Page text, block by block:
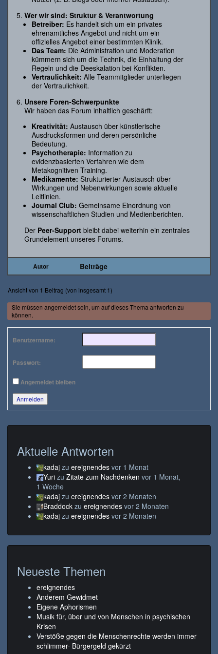
Wer wir sind: Struktur & Verantwortung
Betreiber: Es handelt sich um ein privates
ehrenamtliches Angebot und nicht um ein
offizielles Angebot einer bestimmten Klinik.
Das Team: Die Administration und Moderation
kümmern sich um die Technik, die Einhaltung der
Regeln und die Deeskalation bei Konflikten.
Vertraulichkeit: Alle Teammitglieder unterliegen
der Vertraulichkeit.
Unsere Foren-Schwerpunkte
Wir haben das Forum inhaltlich geschärft:
Kreativität: Austausch über künstlerische
Ausdrucksformen und deren persönliche
Bedeutung.
Psychotherapie: Information zu
evidenzbasierten Verfahren wie dem
Metakognitiven Training.
Medikamente: Strukturierter Austausch über
Wirkungen und Nebenwirkungen sowie aktuelle
Leitlinien.
Journal Club: Gemeinsame Einordnung von
wissenschaftlichen Studien und Medienberichten.
Der Peer-Support bleibt dabei weiterhin ein zentrales
Grundelement unseres Forums.
Autor Beiträge
Ansicht von 1 Beitrag (von insgesamt 1)
Sie müssen angemeldet sein, um auf dieses Thema antworten zu
können.
Benutzername:
Passwort:
Angemeldet bleiben
Anmelden
Aktuelle Antworten
kadaj zu ereignendes vor 1 Monat
Yuri zu Zitate zum Nachdenken vor 1 Monat,
1 Woche
kadaj zu ereignendes vor 2 Monaten
Braddock zu ereignendes vor 2 Monaten
kadaj zu ereignendes vor 2 Monaten
Neueste Themen
ereignendes
Anderem Gewidmet
Eigene Aphorismen
Musik für, über und von Menschen in psychischen
Krisen
Verstöße gegen die Menschenrechte werden immer
schlimmer- Bürgergeld gekürzt